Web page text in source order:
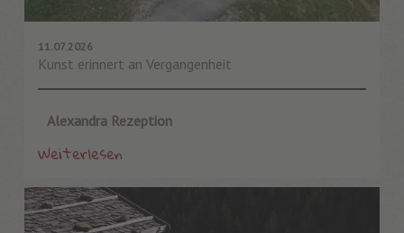
11.07.2026
Kunst erinnert an Vergangenheit
Alexandra Rezeption
Weiterlesen